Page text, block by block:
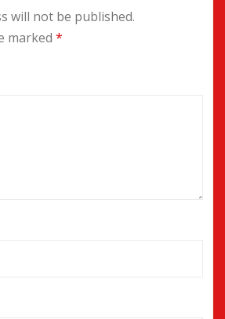
will not be published.
marked *